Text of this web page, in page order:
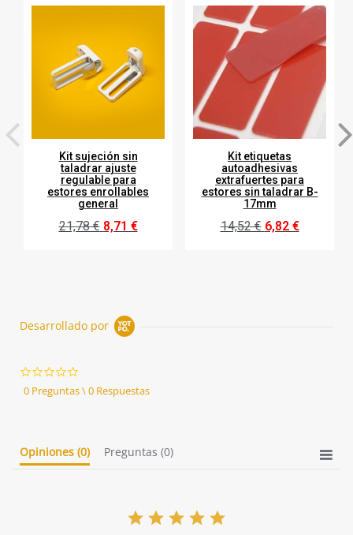
Kit sujeción sin
taladrar ajuste
regulable para
estores enrollables
general
21,78 € 8,71 €
Kit etiquetas
autoadhesivas
extrafuertes para
estores sin taladrar B-
17mm
14,52 € 6,82 €
Desarrollado por
star
rating
0 Preguntas \ 0 Respuestas
Opiniones (0) Preguntas (0)